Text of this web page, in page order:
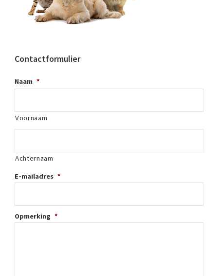
Contactformulier
Naam *
Voornaam
Achternaam
E-mailadres *
Opmerking *